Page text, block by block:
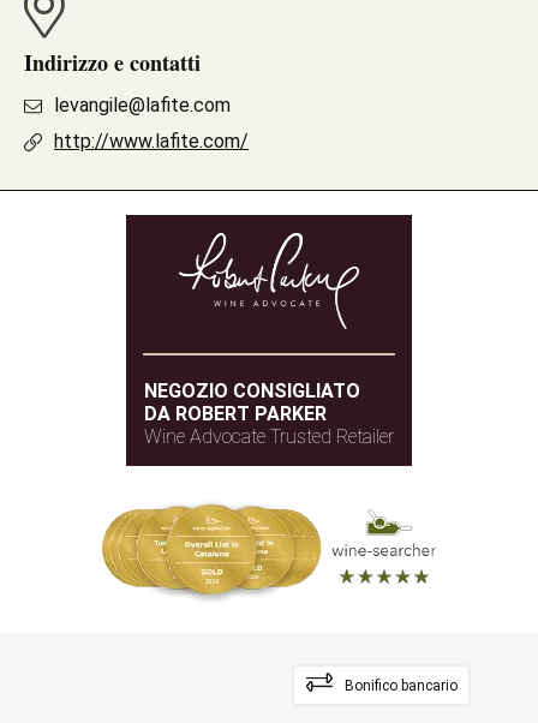
Indirizzo e contatti
levangile@lafite.com
http://www.lafite.com/
NEGOZIO CONSIGLIATO
DA ROBERT PARKER
Wine Advocate Trusted Retailer
Bonifico bancario